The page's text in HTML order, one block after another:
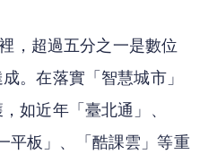
，超過五分之一是數位
。在落實「智慧城市」
如近年「臺北通」、
平板」、「酷課雲」等重